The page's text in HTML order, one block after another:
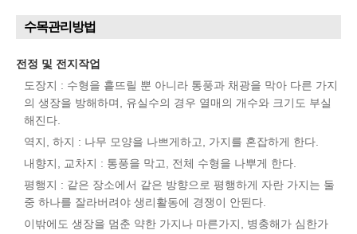
수목관리방법
전정 및 전지작업
도장지 : 수형을 흩뜨릴 뿐 아니라 통풍과 채광을 막아 다른 가지
의 생장을 방해하며, 유실수의 경우 열매의 개수와 크기도 부실
해진다.
역지, 하지 : 나무 모양을 나쁘게하고, 가지를 혼잡하게 한다.
내향지, 교차지 : 통풍을 막고, 전체 수형을 나뿌게 한다.
평행지 : 같은 장소에서 같은 방향으로 평행하게 자란 가지는 둘
중 하나를 잘라버려야 생리활동에 경쟁이 안된다.
이밖에도 생장을 멈춘 약한 가지나 마른가지, 병충해가 심한가